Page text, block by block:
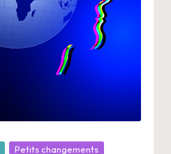
Petits changements